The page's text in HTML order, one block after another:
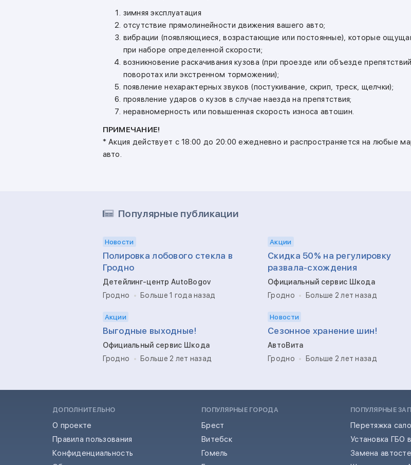
зимняя эксплуатация
отсутствие прямолинейности движения вашего авто;
вибрации (появляющиеся, возрастающие или постоянные), которые
при наборе определенной скорости;
возникновение раскачивания кузова (при проезде или объезде
поворотах или экстренном торможении);
появление нехарактерных звуков (постукивание, скрип, треск, щелчки);
проявление ударов о кузов в случае наезда на препятствия;
неравномерность или повышенная скорость износа автошин.
ПРИМЕЧАНИЕ!
* Акция действует с 18:00 до 20:00 ежедневно и распространяется на любые
авто.
Популярные публикации
Новости
Полировка лобового стекла в
Гродно
Детейлинг-центр AutoBogov
Гродно
Больше 1 года назад
Акции
Скидка 50% на регулировку
развала-схождения
Официальный сервис Шкода
Гродно
Больше 2 лет назад
Акции
Выгодные выходные!
Официальный сервис Шкода
Гродно
Больше 2 лет назад
Новости
Сезонное хранение шин!
АвтоВита
Гродно
Больше 2 лет назад
ДОПОЛНИТЕЛЬНО
О проекте
Правила пользования
Конфиденциальность
ПОПУЛЯРНЫЕ ГОРОДА
Брест
Витебск
Гомель
ПОПУЛЯРНЫЕ
Перетяжка
Установка ГБО
Замена